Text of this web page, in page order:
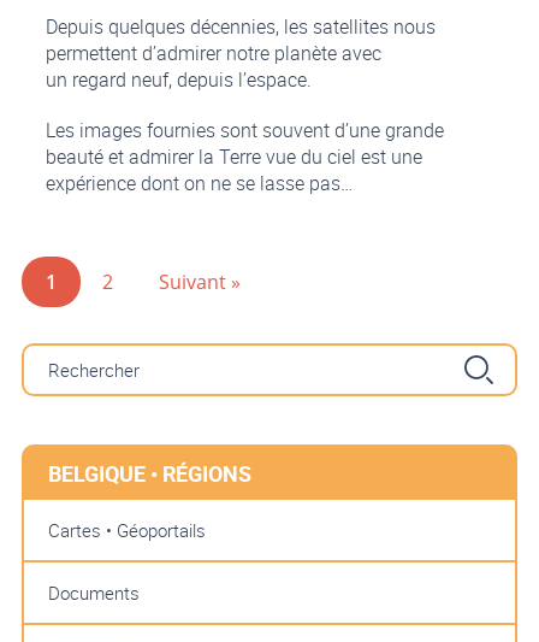
Depuis quelques décennies, les satellites nous
permettent d’admirer notre planète avec
un regard neuf, depuis l’espace.
Les images fournies sont souvent d’une grande
beauté et admirer la Terre vue du ciel est une
expérience dont on ne se lasse pas…
1 2 Suivant »
BELGIQUE • RÉGIONS
Cartes • Géoportails
Documents